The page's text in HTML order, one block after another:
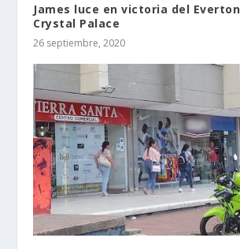
James luce en victoria del
Crystal Palace
26 septiembre, 2020